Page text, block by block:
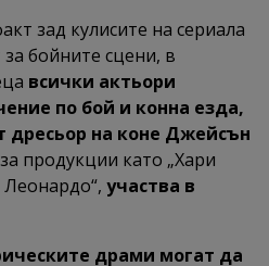
зад кулисите на сериала
за бойните сцени, в
всички актьори
по бой и конна езда,
дресьор на коне Джейсън
продукции като „Хари
участва в
драми могат да